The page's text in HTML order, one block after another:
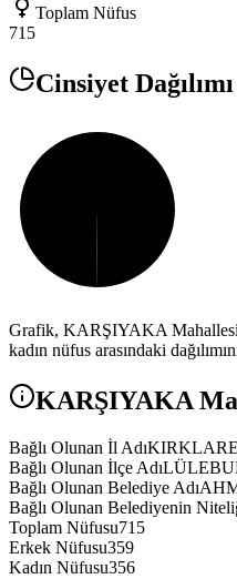
Toplam Nüfus
715
Cinsiyet Dağılımı
Grafik, KARŞIYAKA
kadın nüfus arasındaki
KARŞIYAKA
Bağlı Olunan İl Adı
Bağlı Olunan İlçe Adı
Bağlı Olunan Belediye Adı
Bağlı Olunan Belediyenin
Toplam Nüfusu715
Erkek Nüfusu359
Kadın Nüfusu356